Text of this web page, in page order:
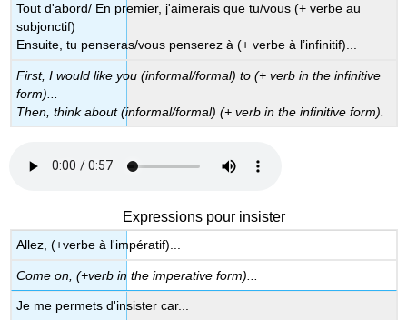
Tout d'abord/ En premier, j'aimerais que tu/vous (+ verbe au
subjonctif)
Ensuite, tu penseras/vous penserez à (+ verbe à l’infinitif)...
First, I would like you (informal/formal) to (+ verb in the infinitive
form)...
Then, think about (informal/formal) (+ verb in the infinitive form).
Expressions pour insister
Allez, (+verbe à l'impératif)...
Come on, (+verb in the imperative form)...
Je me permets d'insister car...